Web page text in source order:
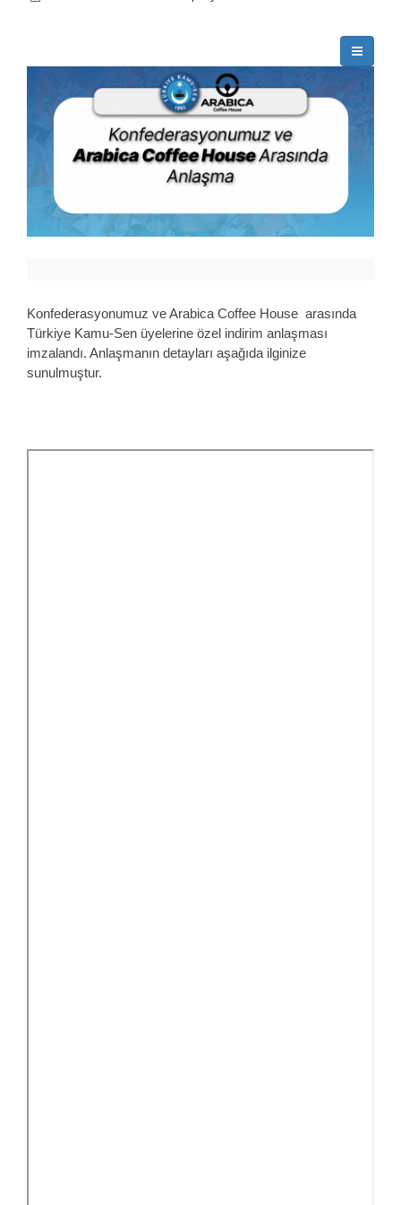
Konfederasyonumuz ve Arabica Coffee House arasında
Türkiye Kamu-Sen üyelerine özel indirim anlaşması
imzalandı. Anlaşmanın detayları aşağıda ilginize
sunulmuştur.